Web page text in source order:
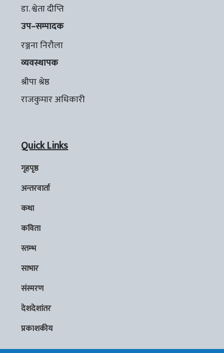
डा. श्वेता दीप्ति
उप–सम्पादक
रञ्जना निरौला
व्यवस्थापक
श्रीपा श्रेष्ठ
राजकुमार अधिकारी
Quick Links
गृहपृष्ठ
अन्तरवार्ता
कथा
कविता
स्तम्भ
साभार
संस्मरण
देशदेशांतर
प्रकाशकीय